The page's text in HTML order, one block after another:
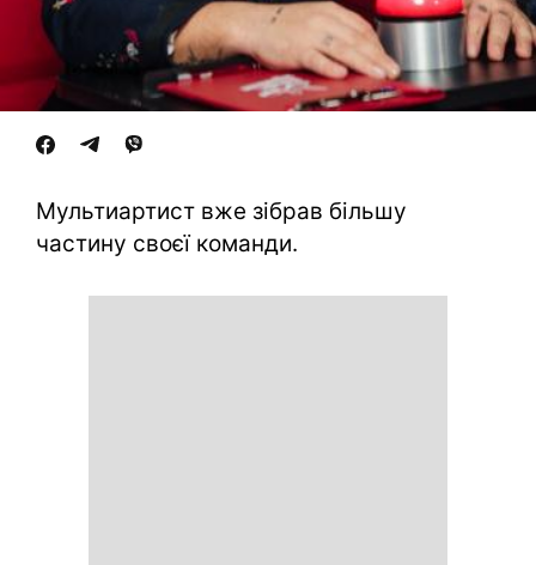
Мультиартист вже зібрав більшу
частину своєї команди.